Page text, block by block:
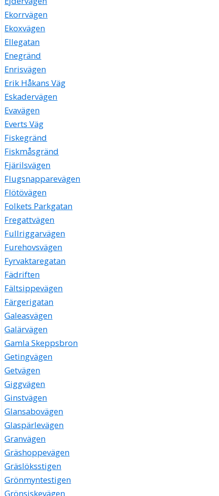
Ekorrvägen
Ekoxvägen
Ellegatan
Enegränd
Enrisvägen
Erik Håkans Väg
Eskadervägen
Evavägen
Everts Väg
Fiskegränd
Fiskmåsgränd
Fjärilsvägen
Flugsnapparevägen
Flötövägen
Folkets Parkgatan
Fregattvägen
Fullriggarvägen
Furehovsvägen
Fyrvaktaregatan
Fädriften
Fältsippevägen
Färgerigatan
Galeasvägen
Galärvägen
Gamla Skeppsbron
Getingvägen
Getvägen
Giggvägen
Ginstvägen
Glansabovägen
Glaspärlevägen
Granvägen
Gräshoppevägen
Gräslöksstigen
Grönmyntestigen
Grönsiskevägen